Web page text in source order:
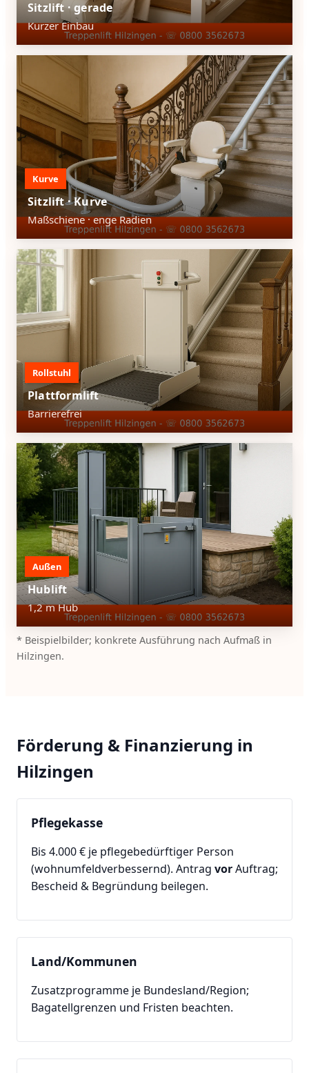
Sitzlift · gerade
Kurzer Einbau
Kurve
Sitzlift · Kurve
Maßschiene · enge Radien
Rollstuhl
Plattformlift
Barrierefrei
Außen
Hublift
1,2 m Hub
* Beispielbilder; konkrete Ausführung nach Aufmaß in
Hilzingen.
Förderung & Finanzierung in
Hilzingen
Pflegekasse
Bis 4.000 € je pflegebedürftiger Person
(wohnumfeldverbessernd). Antrag vorAuftrag;
Bescheid & Begründung beilegen.
Land/Kommunen
Zusatzprogramme je Bundesland/Region;
Bagatellgrenzen und Fristen beachten.